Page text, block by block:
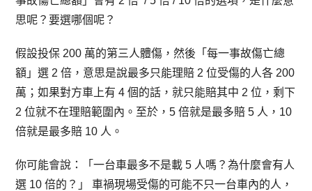
思呢？要選哪個呢？
假設投保 200 萬的第三人體傷，然後「每一事故傷亡總
額」選 2 倍，意思是說最多只能理賠 2 位受傷的人各 200
萬；如果對方車上有 4 個的話，就只能賠其中 2 位，剩下
2 位就不在理賠範圍內。至於，5 倍就是最多賠 5 人，10
倍就是最多賠 10 人。
你可能會說：「一台車最多不是載 5 人嗎？為什麼會有人
選 10 倍的？」 車禍現場受傷的可能不只一台車內的人，